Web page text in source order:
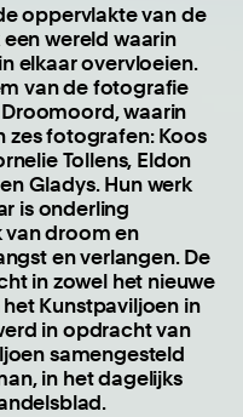
oppervlakte van de
wereld waarin
elkaar overvloeien.
van de fotografie
waarin
zes fotografen: Koos
Tollens, Eldon
Gladys. Hun werk
is onderling
droom en
en verlangen. De
in zowel het nieuwe
Kunstpaviljoen in
in opdracht van
samengesteld
in het dagelijks